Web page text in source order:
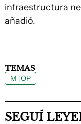
infraestructura
añadió.
TEMAS
MTOP
SEGUÍ